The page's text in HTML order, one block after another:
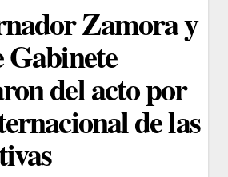
Zamora y
Gabinete
del acto por
de las